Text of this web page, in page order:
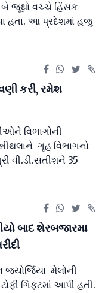
બે જૂથો વચ્ચે હિંસક
હતા. આ પ્રદેશમાં હજુ
કરી, રમેશ
વિભાગોની
ગૃહ વિભાગનો
વી.ડી.સતીશને 35
બાદ શેરબજારમા
મેલોની
ગિફટમાં આપી હતી.